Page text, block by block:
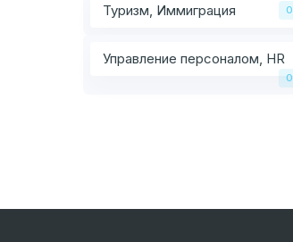
Туризм, Иммиграция 0
Управление персоналом, HR
0